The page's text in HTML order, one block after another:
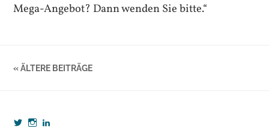
Mega-Angebot? Dann wenden Sie bitte.“
« ÄLTERE BEITRÄGE
ProfilProfil